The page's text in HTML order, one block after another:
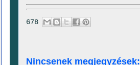
678
Nincsenek megjegyzések: